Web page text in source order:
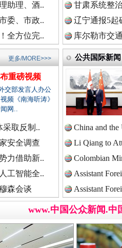
察新闻网.
药新闻网.
业新闻网.
业新闻网.
频新闻网.
永
助理、酒..
委、市政..
全方位完..
甘肃系统整
辽宁通报5起
库尔勒市交
重磅视频
交部发言人办公
频《南海听涛》
网..
采取反制..
安全调查
力借助新..
工智能全..
森会谈
更多/MORE>>> 公共国际新闻
China and
Li Qiang to
Colombian
Assistant
Assistant
www.中国公众新闻.中